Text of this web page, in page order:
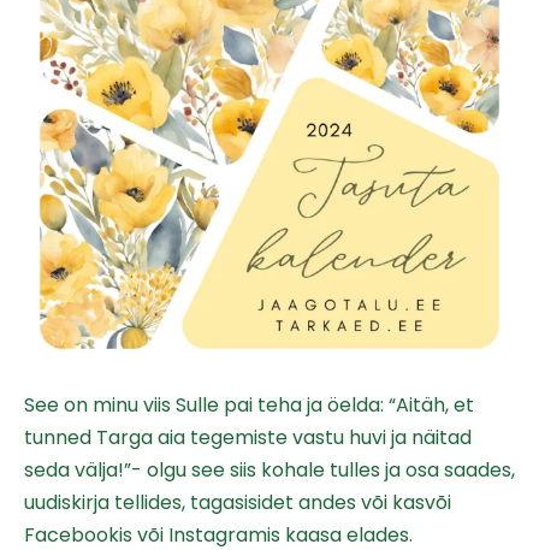
See on minu viis Sulle pai teha ja öelda: “Aitäh, et
tunned Targa aia tegemiste vastu huvi ja näitad
seda välja!”- olgu see siis kohale tulles ja osa saades,
uudiskirja tellides, tagasisidet andes või kasvõi
Facebookis või Instagramis kaasa elades.